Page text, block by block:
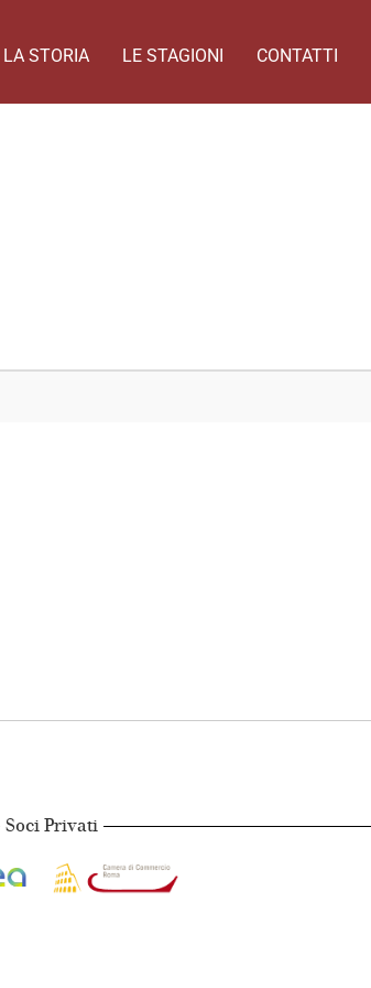
LA STORIA LE STAGIONI CONTATTI
Soci Privati